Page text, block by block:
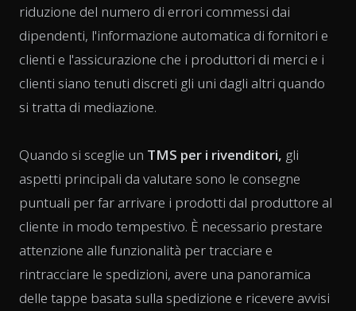
riduzione del numero di errori commessi dai
dipendenti, l'informazione automatica di fornitori e
clienti e l'assicurazione che i produttori di merci e i
clienti siano tenuti discreti gli uni dagli altri quando
si tratta di mediazione.
Quando si sceglie un TMS per i rivenditori, gli
aspetti principali da valutare sono le consegne
puntuali per far arrivare i prodotti dal produttore al
cliente in modo tempestivo. È necessario prestare
attenzione alle funzionalità per tracciare e
rintracciare le spedizioni, avere una panoramica
delle tappe basata sulla spedizione e ricevere avvisi